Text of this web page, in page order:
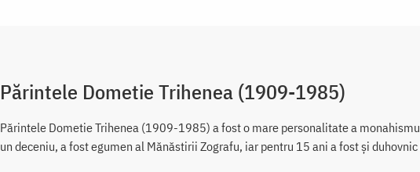
Părintele Dometie Trihenea (1909-1985)
Părintele Dometie Trihenea (1909-1985) a fost o mare personalitate a
un deceniu, a fost egumen al Mănăstirii Zografu, iar pentru 15 ani a fost şi